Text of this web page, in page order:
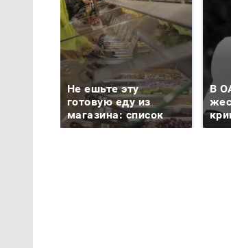
Не ешьте эту
готовую еду из
магазина: список
В